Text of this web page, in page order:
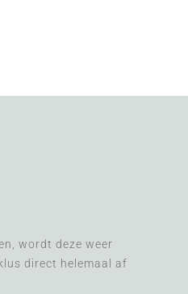
wordt deze weer
direct helemaal af